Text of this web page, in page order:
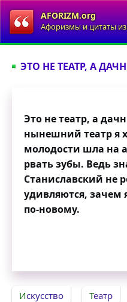
AFORIZM.org
Афоризмы и цитаты
ЭТО НЕ ТЕАТР, А
Это не театр, а
нынешний театр я
молодости шла на
рвать зубы. Ведь
Станиславский не
удивляются,
по-новому.
Искусство Театр